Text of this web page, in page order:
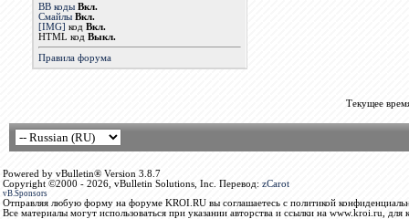
BB коды Вкл.
Смайлы Вкл.
[IMG] код Вкл.
HTML код Выкл.
Правила форума
Текущее
Powered by vBulletin® Version 3.8.7
Copyright ©2000 - 2026, vBulletin Solutions, Inc. Перевод: zCarot
vB.Sponsors
Отправляя любую форму на форуме KROI.RU вы соглашаетесь с политикой
Все материалы могут использоваться при указании авторства и ссылки на www.kroi.ru, для